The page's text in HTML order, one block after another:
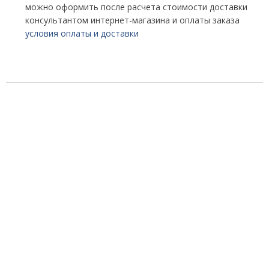
можно оформить после расчета стоимости доставки
консультантом интернет-магазина и оплаты заказа
условия оплаты и доставки